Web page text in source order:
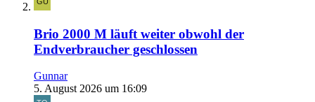
Brio 2000 M läuft weiter obwohl der
Endverbraucher geschlossen
Gunnar
5. August 2026 um 16:09